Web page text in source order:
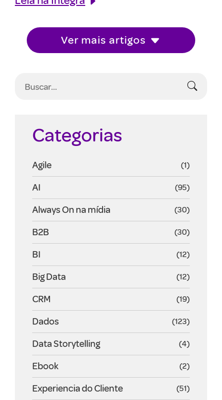
Ver mais artigos
Categorias
Agile (1)
AI (95)
Always On na mídia (30)
B2B (30)
BI (12)
Big Data (12)
CRM (19)
Dados (123)
Data Storytelling (4)
Ebook (2)
Experiencia do Cliente (51)